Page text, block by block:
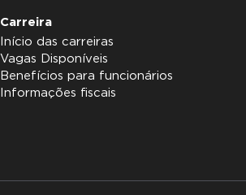
Carreira
Início das carreiras
Vagas Disponíveis
Benefícios para funcionários
Informações fiscais